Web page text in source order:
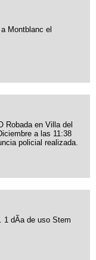
Montblanc el
Robada en Villa del
a las 11:38
policial realizada.
1 dÃ­a de uso Stem